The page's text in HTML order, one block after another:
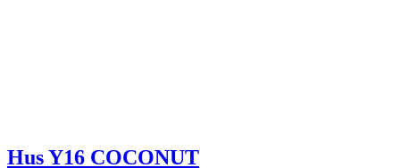
Hus Y16 COCONUT